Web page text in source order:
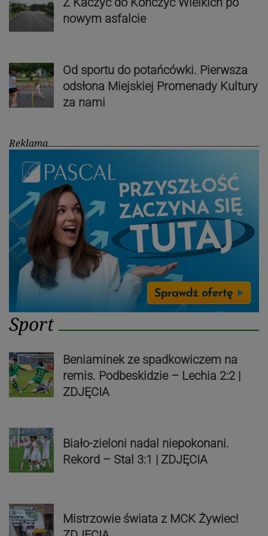
nowym asfalcie
Od sportu do potańcówki. Pierwsza
odsłona Miejskiej Promenady Kultury
za nami
Reklama
Sport
Beniaminek ze spadkowiczem na
remis. Podbeskidzie – Lechia 2:2 |
ZDJĘCIA
Biało-zieloni nadal niepokonani.
Rekord – Stal 3:1 | ZDJĘCIA
Mistrzowie świata z MCK Żywiec!